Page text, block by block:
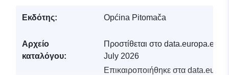
Εκδότης: Općina Pitomača
Αρχείο
καταλόγου:
Προστίθεται στο data.europa.eu:
July 2026
Επικαιροποιήθηκε στα